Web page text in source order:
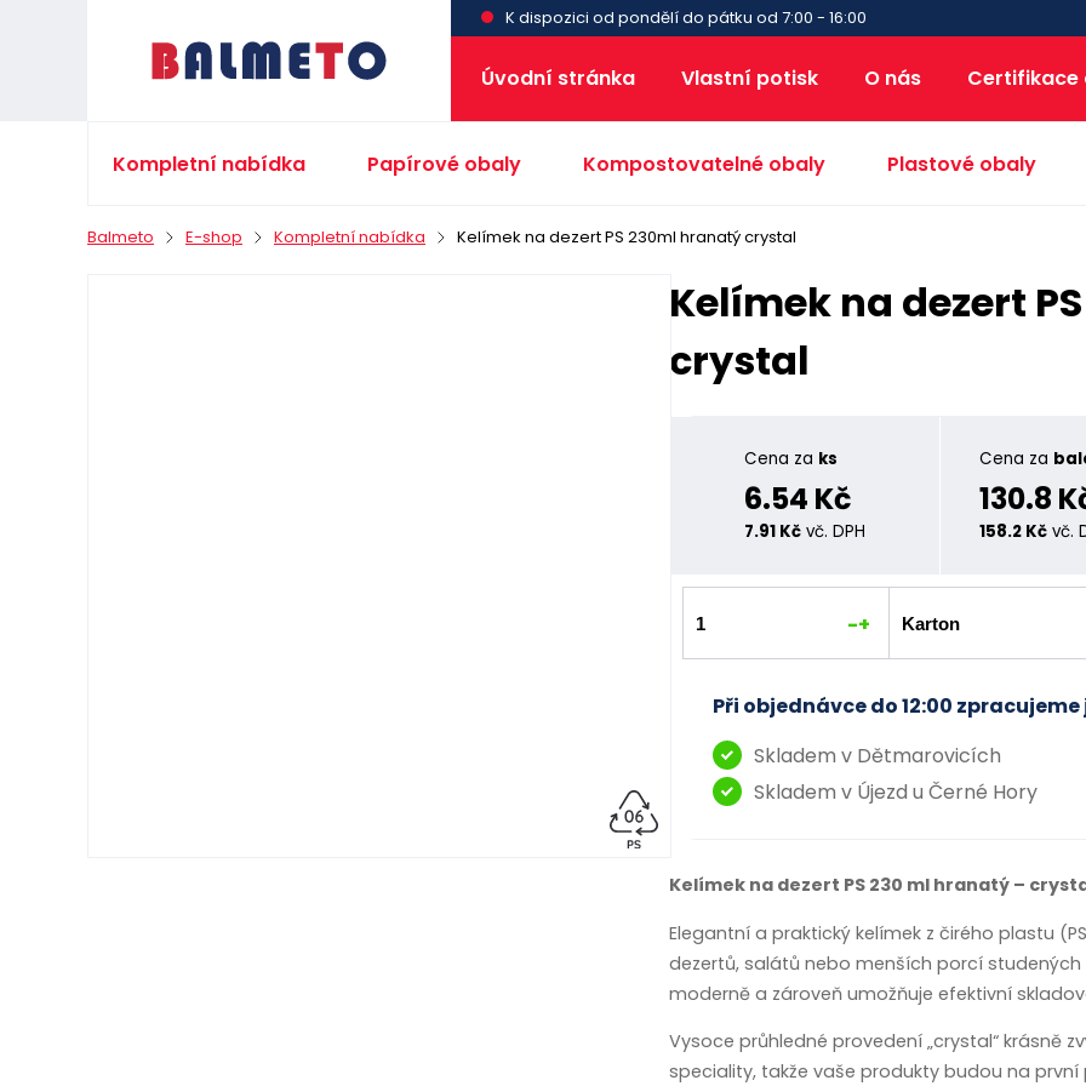
K dispozici od pondělí do pátku od 7:00 - 16:00
Úvodní stránka Vlastní potisk O nás Certifikace
Kompletní nabídka Papírové obaly Kompostovatelné obaly Plastové obaly
Balmeto E-shop Kompletní nabídka Kelímek na dezert PS 230ml hranatý crystal
Kelímek na dezert
crystal
Cena za ks
6.54 Kč
7.91 Kč vč. DPH
Cena za
130.8
158.2 Kčvč.
-+
Při objednávce do 12:00
Skladem v Dětmarovicích
Skladem v Újezd u Černé Hory
Kelímek na dezert PS 230 ml hranatý –
Elegantní a praktický kelímek z čirého plastu
dezertů, salátů nebo menších porcí
moderně a zároveň umožňuje efektivní
Vysoce průhledné provedení „crystal“ krásně
speciality, takže vaše produkty budou na